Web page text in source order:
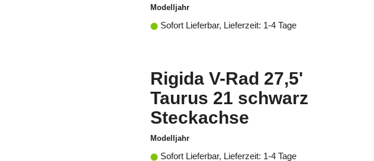
Modelljahr
Sofort Lieferbar, Lieferzeit: 1-4 Tage
Rigida V-Rad 27,5'
Taurus 21 schwarz
Steckachse
Modelljahr
Sofort Lieferbar, Lieferzeit: 1-4 Tage